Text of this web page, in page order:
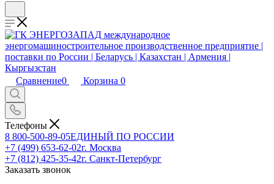
Сравнение0 Корзина 0
Телефоны
8 800-500-89-05ЕДИНЫЙ ПО РОССИИ
+7 (499) 653-62-02г. Москва
+7 (812) 425-35-42г. Санкт-Петербург
Заказать звонок